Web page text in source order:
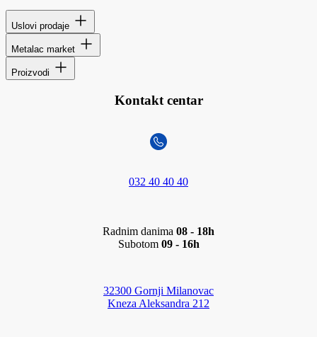
Uslovi prodaje
Metalac market
Proizvodi
Kontakt centar
032 40 40 40
Radnim danima 08 - 18h
Subotom 09 - 16h
32300 Gornji Milanovac
Kneza Aleksandra 212